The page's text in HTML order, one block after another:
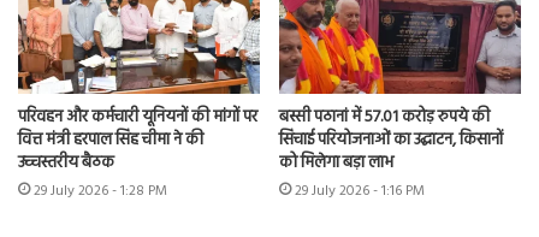
परिवहन और कर्मचारी यूनियनों की मांगों पर
वित्त मंत्री हरपाल सिंह चीमा ने की
उच्चस्तरीय बैठक
29 July 2026 - 1:28 PM
बस्सी पठानां में 57.01 करोड़ रुपये की
सिंचाई परियोजनाओं का उद्घाटन, किसानों
को मिलेगा बड़ा लाभ
29 July 2026 - 1:16 PM